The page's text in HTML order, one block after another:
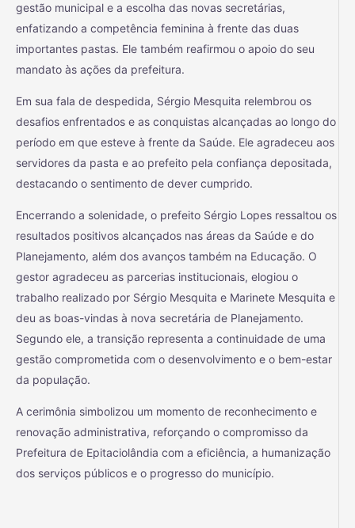
gestão municipal e a escolha das novas secretárias,
enfatizando a competência feminina à frente das duas
importantes pastas. Ele também reafirmou o apoio do seu
mandato às ações da prefeitura.
Em sua fala de despedida, Sérgio Mesquita relembrou os
desafios enfrentados e as conquistas alcançadas ao longo do
período em que esteve à frente da Saúde. Ele agradeceu aos
servidores da pasta e ao prefeito pela confiança depositada,
destacando o sentimento de dever cumprido.
Encerrando a solenidade, o prefeito Sérgio Lopes ressaltou os
resultados positivos alcançados nas áreas da Saúde e do
Planejamento, além dos avanços também na Educação. O
gestor agradeceu as parcerias institucionais, elogiou o
trabalho realizado por Sérgio Mesquita e Marinete Mesquita e
deu as boas-vindas à nova secretária de Planejamento.
Segundo ele, a transição representa a continuidade de uma
gestão comprometida com o desenvolvimento e o bem-estar
da população.
A cerimônia simbolizou um momento de reconhecimento e
renovação administrativa, reforçando o compromisso da
Prefeitura de Epitaciolândia com a eficiência, a humanização
dos serviços públicos e o progresso do município.